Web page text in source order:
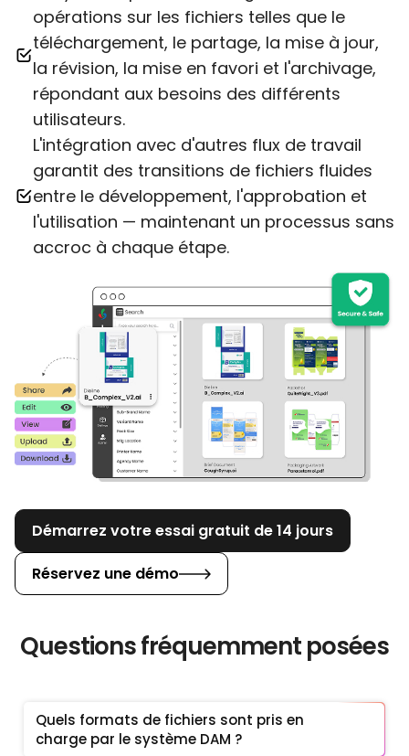
opérations sur les fichiers telles que le
téléchargement, le partage, la mise à jour,
la révision, la mise en favori et l'archivage,
répondant aux besoins des différents
utilisateurs.
L'intégration avec d'autres flux de travail
garantit des transitions de fichiers fluides
entre le développement, l'approbation et
l'utilisation — maintenant un processus sans
accroc à chaque étape.
Démarrez votre essai gratuit de 14 jours
Réservez une démo
Questions fréquemment posées
Quels formats de fichiers sont pris en
charge par le système DAM ?